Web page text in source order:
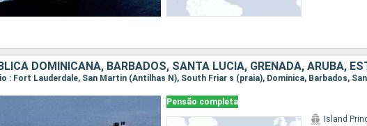
Pensão completa
Island